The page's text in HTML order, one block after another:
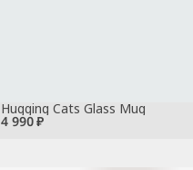
4 990 ₽
Hugging Cats Glass Mug